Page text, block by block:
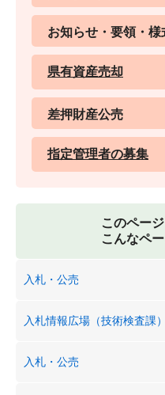
お知らせ・要領・様
県有資産売却
差押財産公売
指定管理者の募集
このペー
こんなペ
入札・公売
入札情報広場（技術検査課）
入札・公売